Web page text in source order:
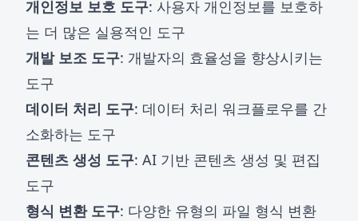
개인정보 보호 도구: 사용자 개인정보를 보호하
는 더 많은 실용적인 도구
개발 보조 도구: 개발자의 효율성을 향상시키는
도구
데이터 처리 도구: 데이터 처리 워크플로우를 간
소화하는 도구
콘텐츠 생성 도구: AI 기반 콘텐츠 생성 및 편집
도구
형식 변환 도구: 다양한 유형의 파일 형식 변환